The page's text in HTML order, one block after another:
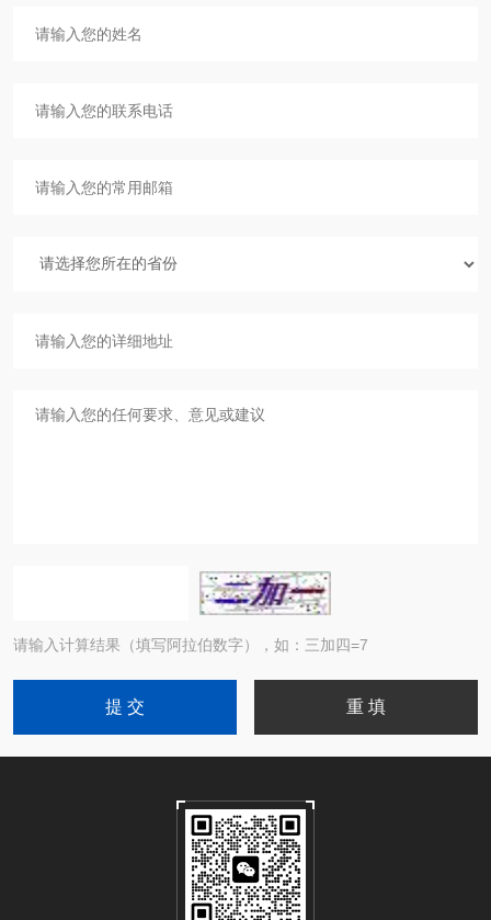
请输入计算结果（填写阿拉伯数字），如：三加四=7